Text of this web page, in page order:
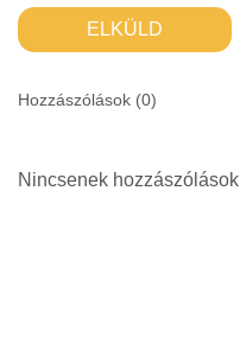
ELKÜLD
Hozzászólások (0)
Nincsenek hozzászólások